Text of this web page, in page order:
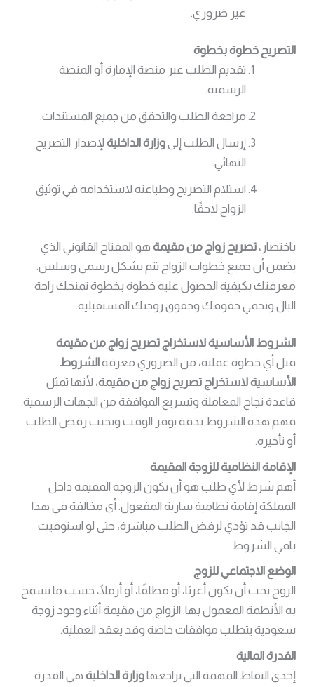
غير ضروري.
التصريح خطوة بخطوة
تقديم الطلب عبر منصة الإمارة أو المنصة
الرسمية.
مراجعة الطلب والتحقق من جميع المستندات.
إرسال الطلب إلىوزارة الداخلية لإصدار التصريح
النهائي.
استلام التصريح وطباعته لاستخدامه في توثيق
الزواج لاحقًا.
باختصار،تصريح زواج من مقيمة هو المفتاح القانوني الذي
يضمن أن جميع خطوات الزواج تتم بشكل رسمي وسلس.
معرفتك بكيفية الحصول عليه خطوة بخطوة تمنحك راحة
البال وتحمي حقوقك وحقوق زوجتك المستقبلية.
الشروط الأساسية لاستخراج تصريح زواج من مقيمة
قبل أي خطوة عملية، من الضروري معرفةالشروط
الأساسية لاستخراج تصريح زواج من مقيمة، لأنها تمثل
قاعدة نجاح المعاملة وتسريع الموافقة من الجهات الرسمية.
فهم هذه الشروط بدقة يوفر الوقت ويجنب رفض الطلب
أو تأخيره.
الإقامة النظامية للزوجة المقيمة
أهم شرط لأي طلب هو أن تكون الزوجة المقيمة داخل
المملكة إقامة نظامية سارية المفعول. أي مخالفة في هذا
الجانب قد تؤدي لرفض الطلب مباشرة، حتى لو استوفيت
باقي الشروط.
الوضع الاجتماعي للزوج
الزوج يجب أن يكون أعزبًا، أو مطلقًا، أو أرملًا، حسب ما تسمح
به الأنظمة المعمول بها. الزواج من مقيمة أثناء وجود زوجة
سعودية يتطلب موافقات خاصة وقد يعقد العملية.
القدرة المالية
إحدى النقاط المهمة التي تراجعهاوزارة الداخلية هي القدرة